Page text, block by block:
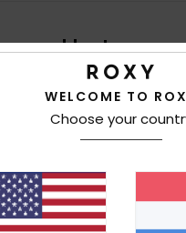
van klanten
Gemiddelde score
5.0
op1 geverifieerde
WELCOME TO
Choose your